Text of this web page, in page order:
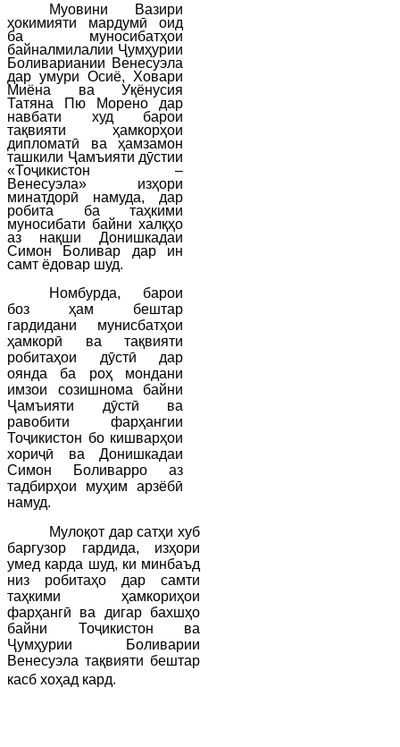
Муовини Вазири
ҳокимияти мардумӣ оид
ба муносибатҳои
байналмилалии Ҷумҳурии
Боливариании Венесуэла
дар умури Осиё, Ховари
Миёна ва Уқёнусия
Татяна Пю Морено дар
навбати худ барои
тақвияти ҳамкорҳои
дипломатӣ ваҳамзамон
ташкили Ҷамъияти дӯстии
«Тоҷикистон –
Венесуэла» изҳори
минатдорӣ намуда, дар
робита ба таҳкими
муносибати байни халқҳо
аз нақши Донишкадаи
Симон Боливар дар ин
самт ёдовар шуд.
Номбурда, барои
боз ҳам бештар
гардидани мунисбатҳои
ҳамкорӣ ва тақвияти
робитаҳои дӯстӣ дар
оянда ба роҳ мондани
имзои созишнома байни
Ҷамъияти дӯстӣ ва
равобити фарҳангии
Тоҷикистон бо кишварҳои
хориҷӣ ва Донишкадаи
Симон Боливарро аз
тадбирҳои муҳим арзёбӣ
намуд.
Мулоқот дар сатҳи хуб
баргузор гардида, изҳори
умед карда шуд, ки минбаъд
низ робитаҳо дар самти
таҳкими ҳамкориҳои
фарҳангӣ ва дигар бахшҳо
байни Тоҷикистон ва
Ҷумҳурии Боливарии
Венесуэла тақвияти бештар
касб хоҳад кард.